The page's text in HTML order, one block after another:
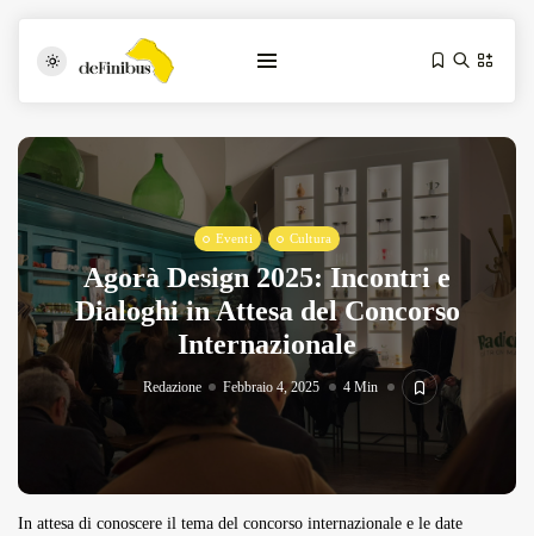
Iosonouncane A Lecce: Concerto Acustico...
Tarantarte Al Festival De Fès...
Giugno 4, 2026
Eventi Cultura
Agorà Design 2025: Incontri e
Dialoghi in Attesa del Concorso
Internazionale
Redazione Febbraio 4, 2025 4 Min
In attesa di conoscere il tema del concorso internazionale e le date